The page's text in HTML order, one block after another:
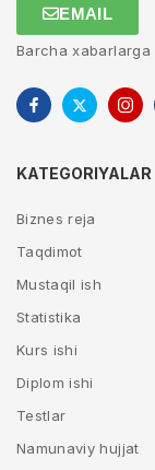
EMAIL
Barcha
KATEGORIYALAR
Biznes reja
Taqdimot
Mustaqil ish
Statistika
Kurs ishi
Diplom ishi
Testlar
Namunaviy hujjat